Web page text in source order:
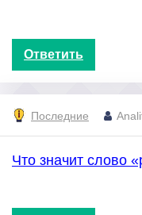
Ответить
Последние
Что значит слово